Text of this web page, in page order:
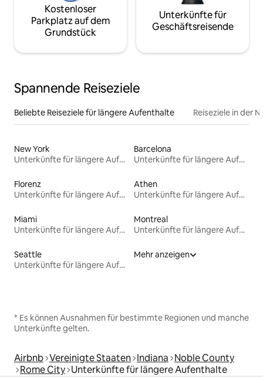
Kostenloser
Parkplatz auf dem
Grundstück
Unterkünfte für
Geschäftsreisende
Spannende Reiseziele
Beliebte Reiseziele für längere Aufenthalte Reiseziele in der
New York
Unterkünfte für längere Aufenthalte
Barcelona
Unterkünfte für längere Aufenthalte
Florenz
Unterkünfte für längere Aufenthalte
Athen
Unterkünfte für längere Aufenthalte
Miami
Unterkünfte für längere Aufenthalte
Montreal
Unterkünfte für längere Aufenthalte
Seattle
Unterkünfte für längere Aufenthalte
Mehr anzeigen
* Es können Ausnahmen für bestimmte Regionen und manche
Unterkünfte gelten.
Airbnb Vereinigte Staaten Indiana Noble County
Rome City Unterkünfte für längere Aufenthalte